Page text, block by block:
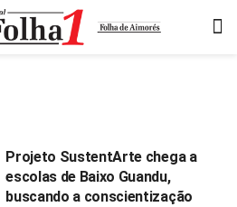
Projeto SustentArte chega a
escolas de Baixo Guandu,
buscando a conscientização